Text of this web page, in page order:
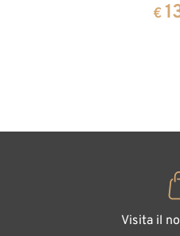
€
Visita il